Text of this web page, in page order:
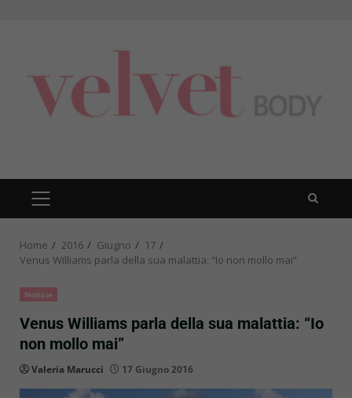
PRIMARY
MENU
Home 2016 Giugno
17
Venus Williams parla della sua malattia: “Io non mollo mai”
Notizie
Venus Williams parla della sua malattia: “Io
non mollo mai”
Valeria Marucci 17 Giugno 2016